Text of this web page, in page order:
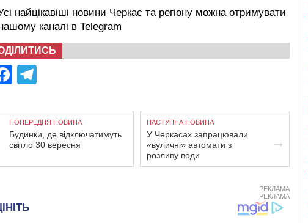
найцікавіші новини Черкас та регіону можна отримувати
каналі в Telegram
Facebook
ПОПЕРЕДНЯ НОВИНА
Будинки, де відключатимуть
світло 30 вересня
НАСТУПНА НОВИНА
У Черкасах запрацювали
«вуличні» автомати з
розливу води
РЕКЛАМА
РЕКЛАМА